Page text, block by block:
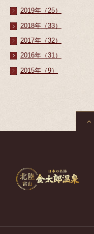
2019年（25）
2018年（33）
2017年（32）
2016年（31）
2015年（9）